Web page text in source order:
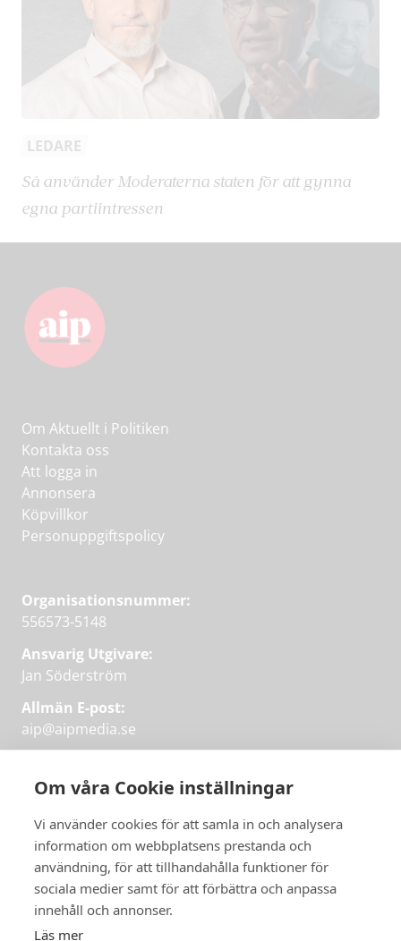
Om våra Cookie inställningar
Vi använder cookies för att samla in och analysera
information om webbplatsens prestanda och
användning, för att tillhandahålla funktioner för
sociala medier samt för att förbättra och anpassa
innehåll och annonser.
Läs mer
LEDARE
Så använder Moderaterna staten för att gynna
egna partiintressen
Om Aktuellt i Politiken
Kontakta oss
Att logga in
Annonsera
Köpvillkor
Personuppgiftspolicy
Organisationsnummer:
556573-5148
Ansvarig Utgivare:
Jan Söderström
Allmän E-post:
aip@aipmedia.se
aip@flowyinfo.seeller 08-1210 60 40.
Instagram
LinkedIn
Twitter
Facebook
Få veckans bästa
artiklar på mejlen